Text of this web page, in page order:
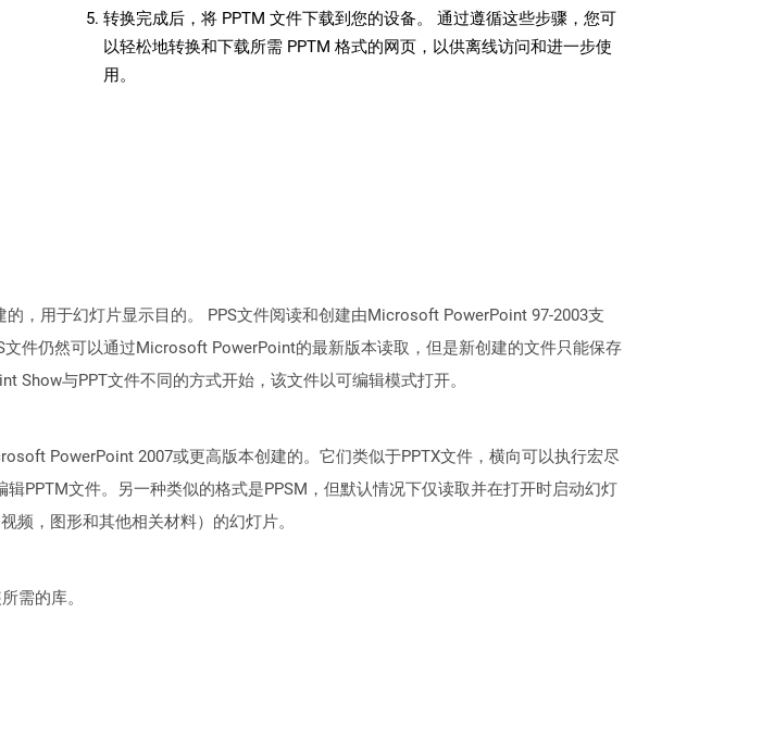
转换完成后，将 PPTM 文件下载到您的设备。 通过遵循这些步骤，您可
以轻松地转换和下载所需 PPTM 格式的网页，以供离线访问和进一步使
用。
，用于幻灯片显示目的。 PPS文件阅读和创建由Microsoft PowerPoint 97-2003支
件仍然可以通过Microsoft PowerPoint的最新版本读取，但是新创建的文件只能保存
Show与PPT文件不同的方式开始，该文件以可编辑模式打开。
PowerPoint 2007或更高版本创建的。它们类似于PPTX文件，横向可以执行宏尽
PPTM文件。另一种类似的格式是PPSM，但默认情况下仅读取并在打开时启动幻灯
频，图形和其他相关材料）的幻灯片。
需的库。